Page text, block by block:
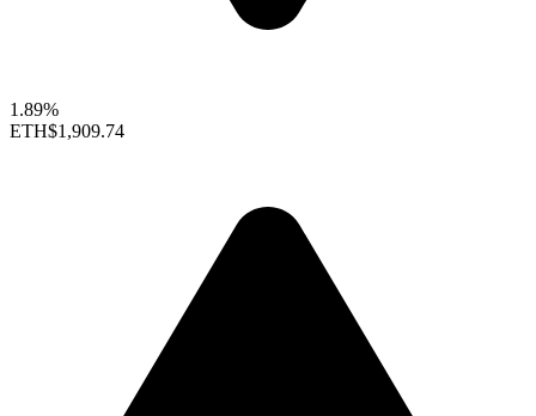
1.89%
ETH$1,909.74